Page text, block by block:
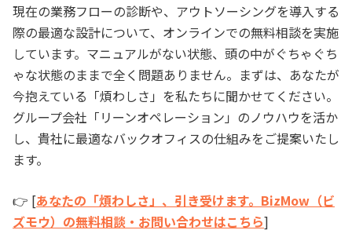
現在の業務フローの診断や、アウトソーシングを導入する
際の最適な設計について、オンラインでの無料相談を実施
しています。マニュアルがない状態、頭の中がぐちゃぐち
ゃな状態のままで全く問題ありません。まずは、あなたが
今抱えている「煩わしさ」を私たちに聞かせてください。
グループ会社「リーンオペレーション」のノウハウを活か
し、貴社に最適なバックオフィスの仕組みをご提案いたし
ます。
👉 [あなたの「煩わしさ」、引き受けます。BizMow（ビ
ズモウ）の無料相談・お問い合わせはこちら]